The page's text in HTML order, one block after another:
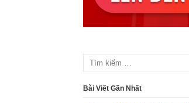
Bài Viết Gần Nhất